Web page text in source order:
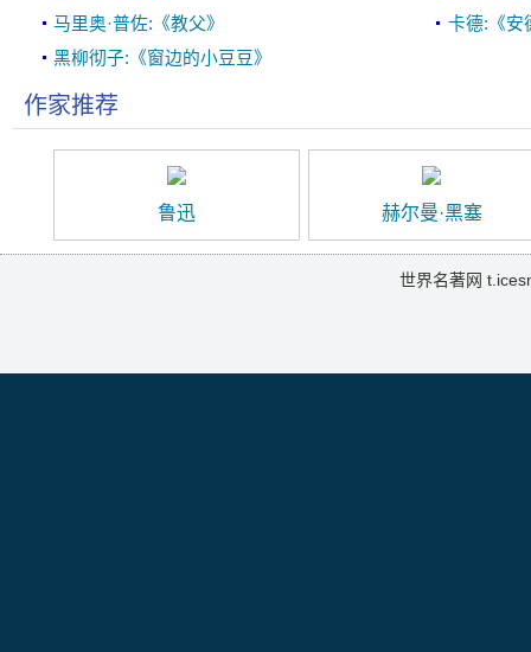
马里奥·普佐:《教父》
卡德:《安
黑柳彻子:《窗边的小豆豆》
作家推荐
鲁迅 赫尔曼·黑塞
世界名著网